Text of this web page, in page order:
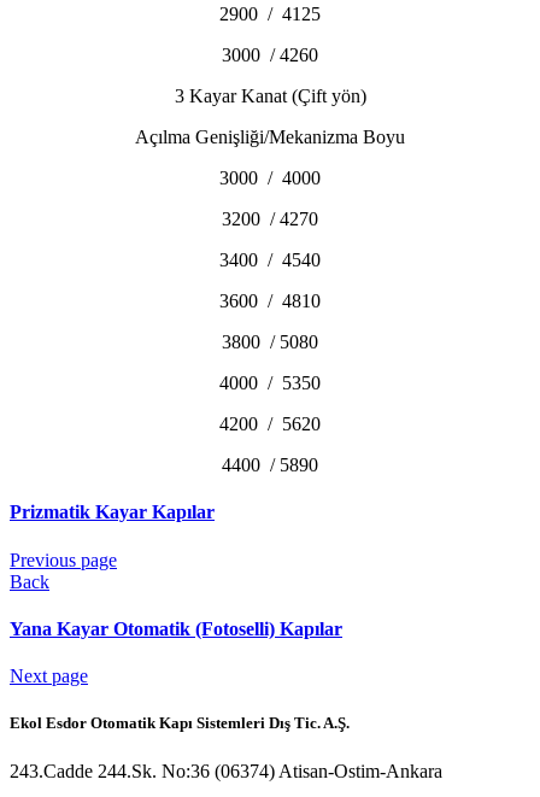
2900 / 4125
3000 / 4260
3 Kayar Kanat (Çift yön)
Açılma Genişliği/Mekanizma Boyu
3000 / 4000
3200 / 4270
3400 / 4540
3600 / 4810
3800 / 5080
4000 / 5350
4200 / 5620
4400 / 5890
Prizmatik Kayar Kapılar
Previous page
Back
Yana Kayar Otomatik (Fotoselli) Kapılar
Next page
Ekol Esdor Otomatik Kapı Sistemleri Dış Tic. A.Ş.
243.Cadde 244.Sk. No:36 (06374) Atisan-Ostim-Ankara